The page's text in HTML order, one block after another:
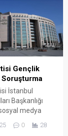
Gençlik
Soruşturma
İstanbul
Başkanlığı
medya
nedeniyle “Halkı
0 28